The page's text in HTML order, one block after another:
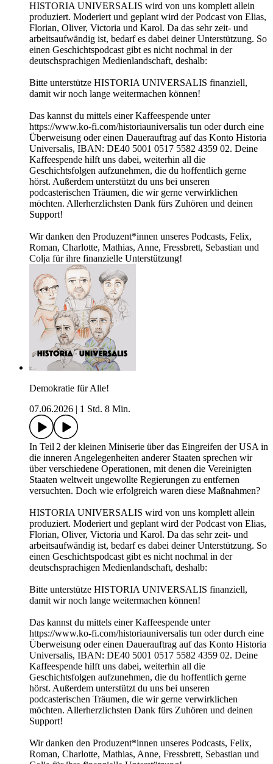
HISTORIA UNIVERSALIS wird von uns komplett allein
produziert. Moderiert und geplant wird der Podcast von Elias,
Florian, Oliver, Victoria und Karol. Da das sehr zeit- und
arbeitsaufwändig ist, bedarf es dabei deiner Unterstützung. So
einen Geschichtspodcast gibt es nicht nochmal in der
deutschsprachigen Medienlandschaft, deshalb:
Bitte unterstütze HISTORIA UNIVERSALIS finanziell,
damit wir noch lange weitermachen können!
Das kannst du mittels einer Kaffeespende unter
https://www.ko-fi.com/historiauniversalis tun oder durch eine
Überweisung oder einen Dauerauftrag auf das Konto Historia
Universalis, IBAN: DE40 5001 0517 5582 4359 02. Deine
Kaffeespende hilft uns dabei, weiterhin all die
Geschichtsfolgen aufzunehmen, die du hoffentlich gerne
hörst. Außerdem unterstützt du uns bei unseren
podcasterischen Träumen, die wir gerne verwirklichen
möchten. Allerherzlichsten Dank fürs Zuhören und deinen
Support!
Wir danken den Produzent*innen unseres Podcasts, Felix,
Roman, Charlotte, Mathias, Anne, Fressbrett, Sebastian und
Colja für ihre finanzielle Unterstützung!
Demokratie für Alle!
07.06.2026
1 Std. 8 Min.
In Teil 2 der kleinen Miniserie über das Eingreifen der USA in
die inneren Angelegenheiten anderer Staaten sprechen wir
über verschiedene Operationen, mit denen die Vereinigten
Staaten weltweit ungewollte Regierungen zu entfernen
versuchten. Doch wie erfolgreich waren diese Maßnahmen?
HISTORIA UNIVERSALIS wird von uns komplett allein
produziert. Moderiert und geplant wird der Podcast von Elias,
Florian, Oliver, Victoria und Karol. Da das sehr zeit- und
arbeitsaufwändig ist, bedarf es dabei deiner Unterstützung. So
einen Geschichtspodcast gibt es nicht nochmal in der
deutschsprachigen Medienlandschaft, deshalb:
Bitte unterstütze HISTORIA UNIVERSALIS finanziell,
damit wir noch lange weitermachen können!
Das kannst du mittels einer Kaffeespende unter
https://www.ko-fi.com/historiauniversalis tun oder durch eine
Überweisung oder einen Dauerauftrag auf das Konto Historia
Universalis, IBAN: DE40 5001 0517 5582 4359 02. Deine
Kaffeespende hilft uns dabei, weiterhin all die
Geschichtsfolgen aufzunehmen, die du hoffentlich gerne
hörst. Außerdem unterstützt du uns bei unseren
podcasterischen Träumen, die wir gerne verwirklichen
möchten. Allerherzlichsten Dank fürs Zuhören und deinen
Support!
Wir danken den Produzent*innen unseres Podcasts, Felix,
Roman, Charlotte, Mathias, Anne, Fressbrett, Sebastian und